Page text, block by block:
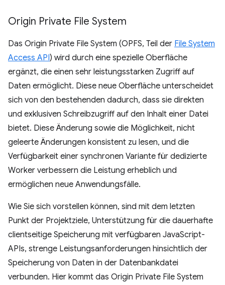
Origin Private File System
Das Origin Private File System (OPFS, Teil der File System
Access API) wird durch eine spezielle Oberfläche
ergänzt, die einen sehr leistungsstarken Zugriff auf
Daten ermöglicht. Diese neue Oberfläche unterscheidet
sich von den bestehenden dadurch, dass sie direkten
und exklusiven Schreibzugriff auf den Inhalt einer Datei
bietet. Diese Änderung sowie die Möglichkeit, nicht
geleerte Änderungen konsistent zu lesen, und die
Verfügbarkeit einer synchronen Variante für dedizierte
Worker verbessern die Leistung erheblich und
ermöglichen neue Anwendungsfälle.
Wie Sie sich vorstellen können, sind mit dem letzten
Punkt der Projektziele, Unterstützung für die dauerhafte
clientseitige Speicherung mit verfügbaren JavaScript-
APIs, strenge Leistungsanforderungen hinsichtlich der
Speicherung von Daten in der Datenbankdatei
verbunden. Hier kommt das Origin Private File System